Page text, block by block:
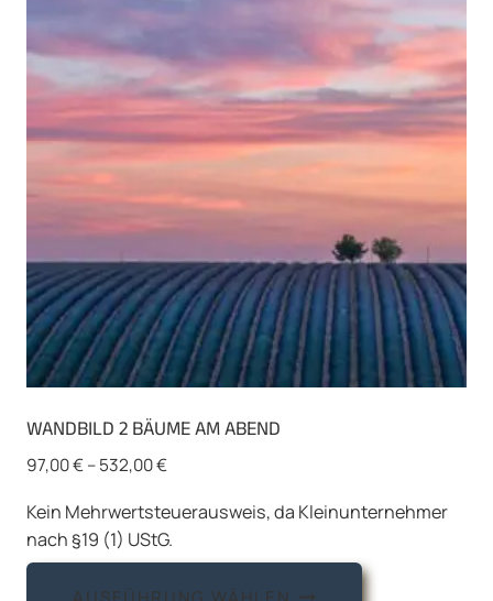
WANDBILD 2 BÄUME AM ABEND
97,00€–532,00€
Kein Mehrwertsteuerausweis, da Kleinunternehmer
nach §19 (1) UStG.
Dieses